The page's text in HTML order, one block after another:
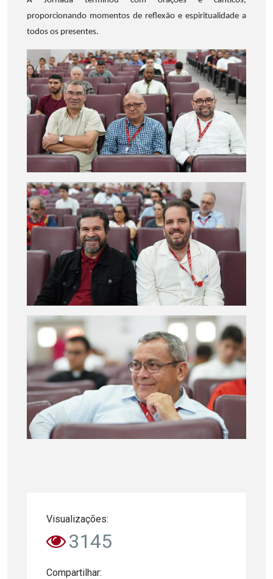
proporcionando momentos de reflexão e espiritualidade a
todos os presentes.
Visualizações:
3145
Compartilhar: